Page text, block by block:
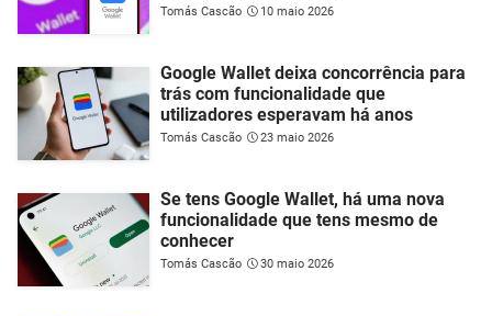
Tomás Cascão 10 maio 2026
Google Wallet deixa concorrência para
trás com funcionalidade que
utilizadores esperavam há anos
Tomás Cascão 23 maio 2026
Se tens Google Wallet, há uma nova
funcionalidade que tens mesmo de
conhecer
Tomás Cascão 30 maio 2026